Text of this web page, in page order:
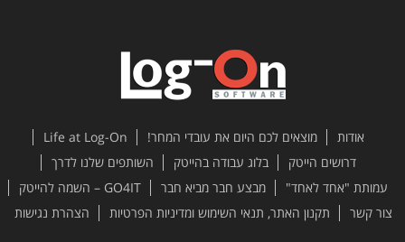
אודות מוצאים לכם היום את עובדי המחר!
Life at Log-On
דרושים הייטק
בלוג עבודה בהייטק
השותפים שלנו לדרך
עמותת "אחד לאחד"
מבצע חבר מביא חבר
GO4IT – השמה להייטק
צור קשר
תקנון האתר, תנאי השימוש ומדיניות הפרטיות הצהרת נגישות